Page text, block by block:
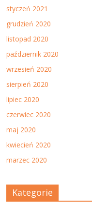
styczeń 2021
grudzień 2020
listopad 2020
październik 2020
wrzesień 2020
sierpień 2020
lipiec 2020
czerwiec 2020
maj 2020
kwiecień 2020
marzec 2020
Kategorie